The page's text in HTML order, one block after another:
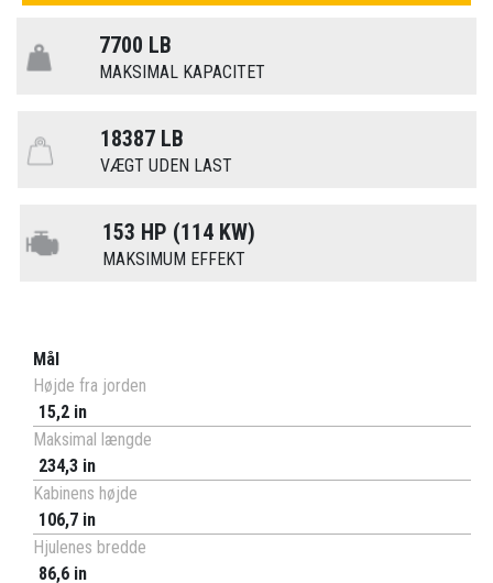
7700 LB
MAKSIMAL KAPACITET
18387 LB
VÆGT UDEN LAST
153 HP (114 KW)
MAKSIMUM EFFEKT
Mål
Højde fra jorden
15,2 in
Maksimal længde
234,3 in
Kabinens højde
106,7 in
Hjulenes bredde
86,6 in